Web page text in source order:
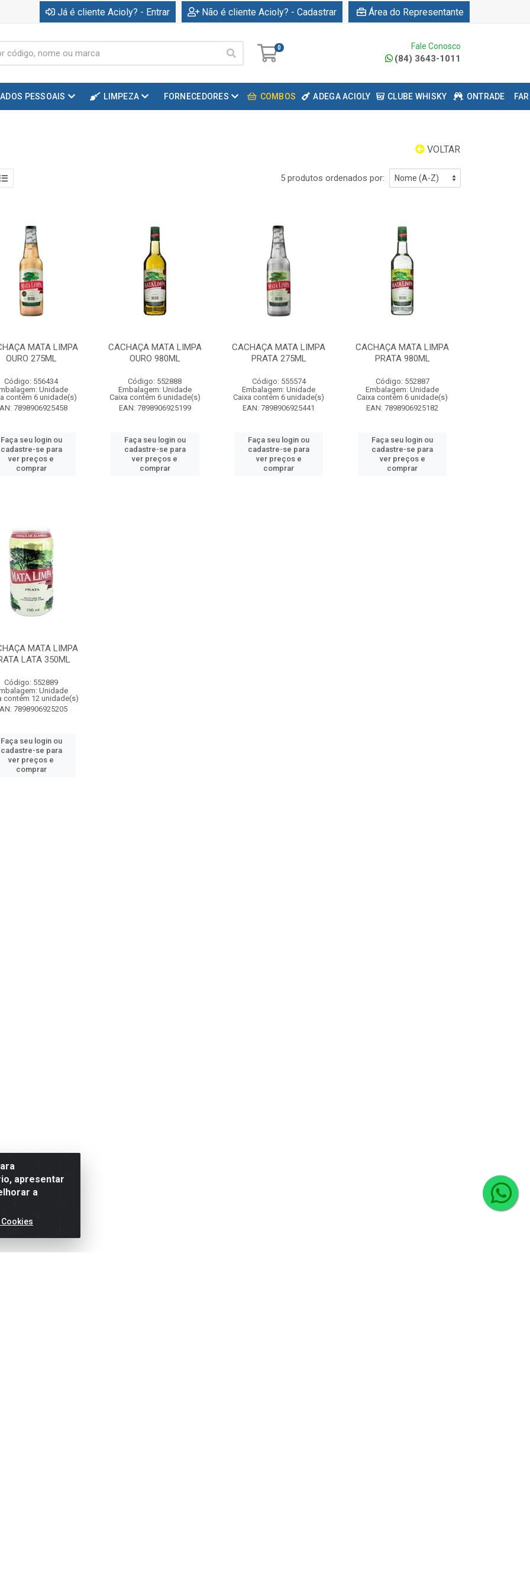
Já é cliente Acioly? - Entrar Não é cliente Acioly? - Cadastrar Área do Representante
0 Fale Conosco
(84) 3643-1011
PESSOAIS LIMPEZA FORNECEDORES COMBOS ADEGA ACIOLY CLUBE WHISKY ONTRADE
VOLTAR
5 produtos ordenados por:
MATA LIMPA
OURO 275ML
Código: 556434
Unidade
contém 6 unidade(s)
7898906925458
Faça seu login ou
cadastre-se para
ver preços e
comprar
CACHAÇA MATA LIMPA
OURO 980ML
Código: 552888
Embalagem: Unidade
Caixa contém 6 unidade(s)
EAN: 7898906925199
Faça seu login ou
cadastre-se para
ver preços e
comprar
CACHAÇA MATA LIMPA
PRATA 275ML
Código: 555574
Embalagem: Unidade
Caixa contém 6 unidade(s)
EAN: 7898906925441
Faça seu login ou
cadastre-se para
ver preços e
comprar
CACHAÇA MATA LIMPA
PRATA 980ML
Código: 552887
Embalagem: Unidade
Caixa contém 6 unidade(s)
EAN: 7898906925182
Faça seu login ou
cadastre-se para
ver preços e
comprar
MATA LIMPA
LATA 350ML
Código: 552889
Unidade
contém 12 unidade(s)
7898906925205
Faça seu login ou
cadastre-se para
ver preços e
comprar
apresentar
a